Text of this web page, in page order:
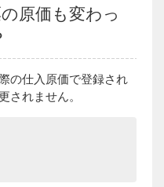
原価も変わっ
の仕入原価で登録され
されません。